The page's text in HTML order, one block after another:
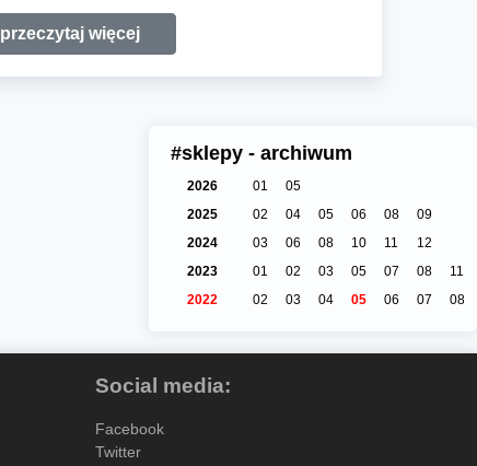
przeczytaj więcej
#sklepy - archiwum
2026 01
05
2025
02 04 05 06 08
09
2024
03 06 08 10 11
12
2023
01 02 03 05 07 08
11
2022
02 03 04 05 06 07 08
Social media:
Facebook
Twitter